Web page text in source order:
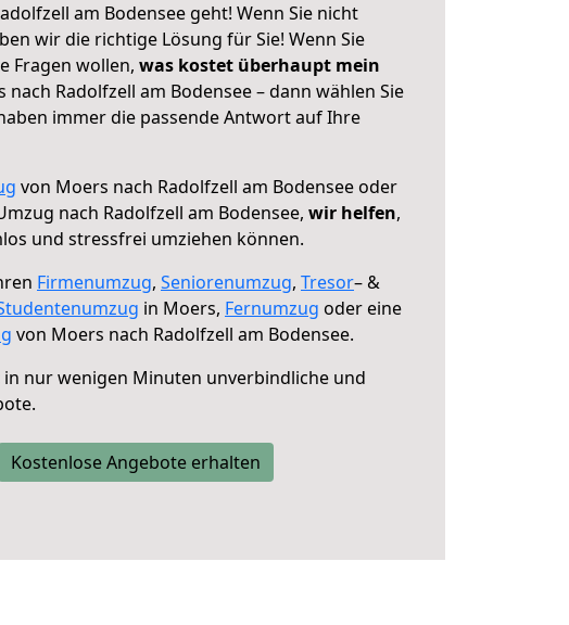
am Bodensee geht! Wenn Sie nicht
wir die richtige Lösung für Sie! Wenn Sie
Fragen wollen, was kostet überhaupt mein
nach Radolfzell am Bodensee – dann wählen Sie
immer die passende Antwort auf Ihre
von Moers nach Radolfzell am Bodensee oder
nach Radolfzell am Bodensee, wir helfen,
und stressfrei umziehen können.
Firmenumzug, Seniorenumzug, Tresor– &
in Moers, Fernumzug oder eine
von Moers nach Radolfzell am Bodensee.
in nur wenigen Minuten unverbindliche und
Kostenlose Angebote erhalten